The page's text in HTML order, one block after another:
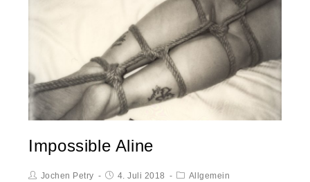
Impossible Aline
Jochen Petry 4. Juli 2018 Allgemein